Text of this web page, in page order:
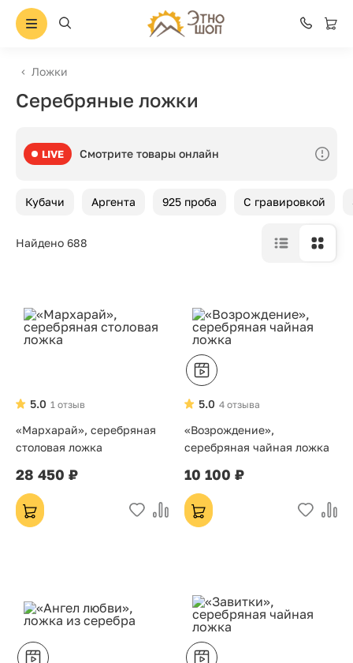
Ложки
Серебряные ложки
LIVE Смотрите товары онлайн
Найдено 688
Кубачи Аргента 925 проба С гравировкой
1 отзыв
5.0
«Мархарай», серебряная
столовая ложка
28 450 ₽
4 отзыва
5.0
«Возрождение»,
серебряная чайная ложка
10 100 ₽